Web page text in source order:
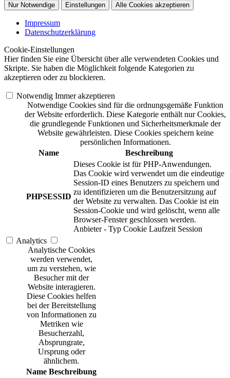
Nur Notwendige Einstellungen Alle Cookies akzeptieren
Impressum
Datenschutzerklärung
Cookie-Einstellungen
Hier finden Sie eine Übersicht über alle verwendeten Cookies und
Skripte. Sie haben die Möglichkeit folgende Kategorien zu
akzeptieren oder zu blockieren.
Notwendig Immer akzeptieren
Notwendige Cookies sind für die ordnungsgemäße Funktion
der Website erforderlich. Diese Kategorie enthält nur Cookies,
die grundlegende Funktionen und Sicherheitsmerkmale der
Website gewährleisten. Diese Cookies speichern keine
persönlichen Informationen.
Name
Beschreibung
PHPSESSID
Dieses Cookie ist für PHP-Anwendungen.
Das Cookie wird verwendet um die eindeutige
Session-ID eines Benutzers zu speichern und
zu identifizieren um die Benutzersitzung auf
der Website zu verwalten. Das Cookie ist ein
Session-Cookie und wird gelöscht, wenn alle
Browser-Fenster geschlossen werden.
Anbieter - Typ Cookie Laufzeit Session
Analytics
Analytische Cookies
werden verwendet,
um zu verstehen, wie
Besucher mit der
Website interagieren.
Diese Cookies helfen
bei der Bereitstellung
von Informationen zu
Metriken wie
Besucherzahl,
Absprungrate,
Ursprung oder
ähnlichem.
Name Beschreibung